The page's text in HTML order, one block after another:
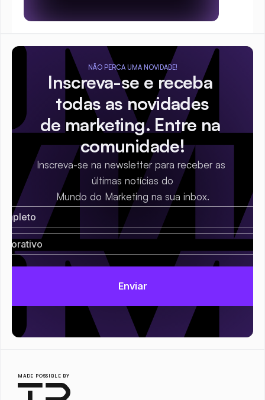
NÃO PERCA UMA NOVIDADE!
Inscreva-se e receba
todas as novidades
de marketing. Entre na
comunidade!
Inscreva-se na newsletter para receber as
últimas notícias do
Mundo do Marketing na sua inbox.
MADE POSSIBLE BY